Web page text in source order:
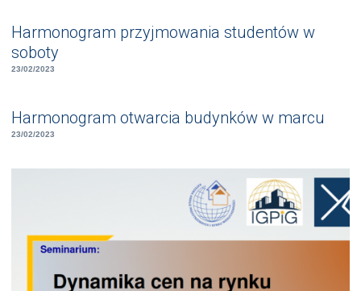
Harmonogram przyjmowania studentów w
soboty
23/02/2023
Harmonogram otwarcia budynków w marcu
23/02/2023